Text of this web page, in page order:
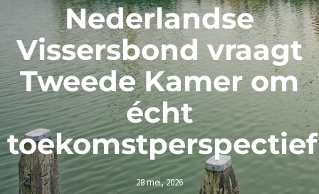
Nederlandse
Vissersbond vraagt
Tweede Kamer om
écht
toekomstperspectief
28 mei, 2026